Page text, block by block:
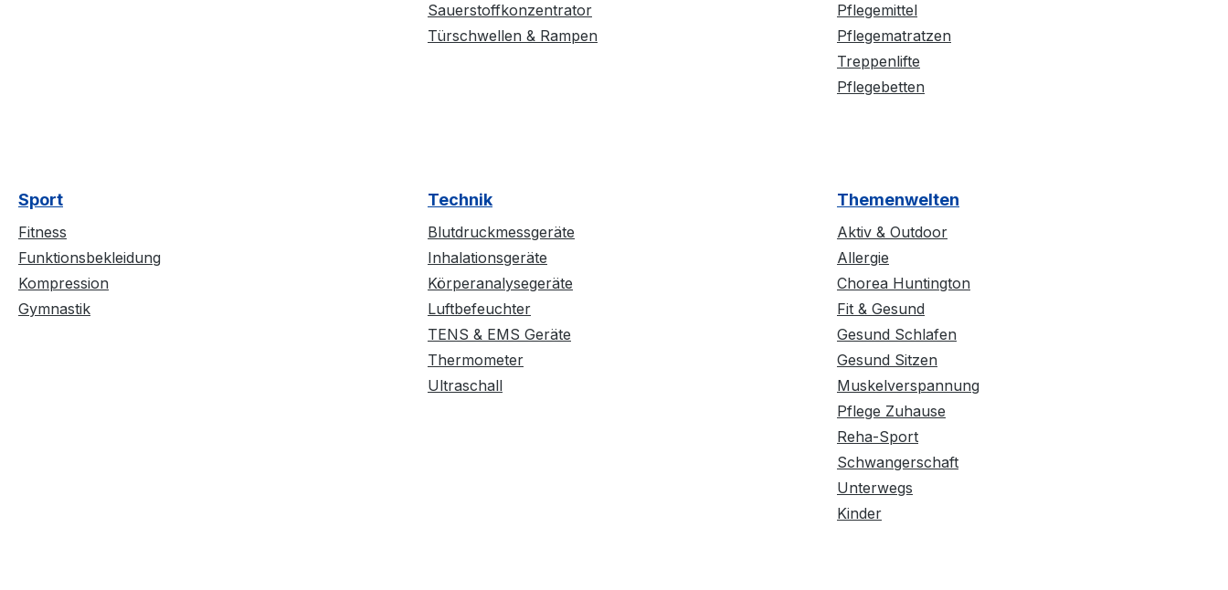
Sauerstoffkonzentrator
Türschwellen & Rampen
Pflegemittel
Pflegematratzen
Treppenlifte
Pflegebetten
Sport
Fitness
Funktionsbekleidung
Kompression
Gymnastik
Technik
Blutdruckmessgeräte
Inhalationsgeräte
Körperanalysegeräte
Luftbefeuchter
TENS & EMS Geräte
Thermometer
Ultraschall
Themenwelten
Aktiv & Outdoor
Allergie
Chorea Huntington
Fit & Gesund
Gesund Schlafen
Gesund Sitzen
Muskelverspannung
Pflege Zuhause
Reha-Sport
Schwangerschaft
Unterwegs
Kinder